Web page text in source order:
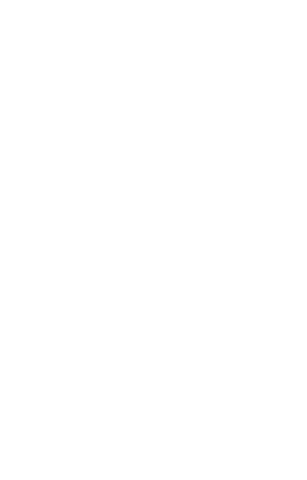
modeli na rynku. Wykończenie w chromie dodaje im
które będą służyć przez lata, zachowując swoją
utrzymaniu czystości. Dzięki swojej powierzchni, chrom jest
wyglądało stylowo i nowocześnie. Bez względu na to, czy
prezentować się w każdej aranżacji.
połączyć relaks w wannie z funkcjonalnymi
się na korzyści zarówno dla użytkownika, jak i dla